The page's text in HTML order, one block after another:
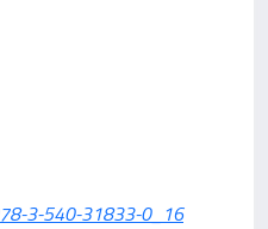
3-540-31833-0_16